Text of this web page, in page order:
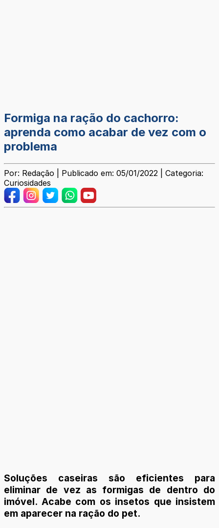
Formiga na ração do cachorro:
aprenda como acabar de vez com o
problema
Por: Redação | Publicado em: 05/01/2022 | Categoria:
Curiosidades
Soluções caseiras são eficientes para
eliminar de vez as formigas de dentro do
imóvel. Acabe com os insetos que insistem
em aparecer na ração do pet.